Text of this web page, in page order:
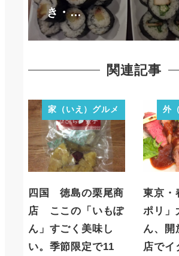
き・…
関連記事
家（いえ）グルメ
四国 徳島の栗尾商
店 ここの「いもぽ
ん」すごく美味し
い。季節限定で11
外
東京・
ポリ」
ん、開
店でイ